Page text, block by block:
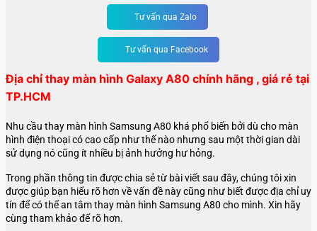
Tư vấn qua Zalo
Tư vấn qua Facebook
Địa chỉ thay màn hình Galaxy A80 chính hãng , giá rẻ tại
TP.HCM
Nhu cầu thay màn hình Samsung A80 khá phổ biến bởi dù cho màn
hình điện thoại có cao cấp như thế nào nhưng sau một thời gian dài
sử dụng nó cũng ít nhiều bị ảnh hưởng hư hỏng.
Trong phần thông tin được chia sẻ từ bài viết sau đây, chúng tôi xin
được giúp bạn hiểu rõ hơn về vấn đề này cũng như biết được địa chỉ uy
tín để có thể an tâm thay màn hình Samsung A80 cho mình. Xin hãy
cùng tham khảo để rõ hơn.